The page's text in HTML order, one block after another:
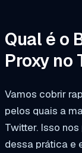
Qual é o
Proxy
Vamos cobrir
pelos quais a
Twitter. Isso
dessa prática e